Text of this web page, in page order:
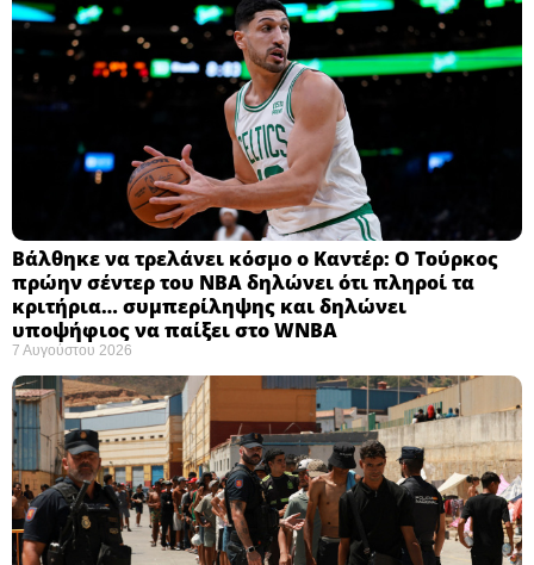
Βάλθηκε να τρελάνει κόσμο ο Καντέρ: Ο Τούρκος
πρώην σέντερ του NBA δηλώνει ότι πληροί τα
κριτήρια… συμπερίληψης και δηλώνει
υποψήφιος να παίξει στο WNBA
7 Αυγούστου 2026